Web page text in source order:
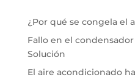
¿Por qué se congela el
Fallo en el
Solución
El aire acondicionado